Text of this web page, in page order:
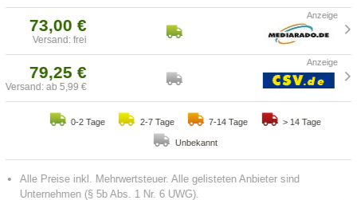
73,00 €
Versand: frei
79,25 €
Versand: ab 5,99 €
0-2 Tage 2-7 Tage 7-14 Tage > 14 Tage
Unbekannt